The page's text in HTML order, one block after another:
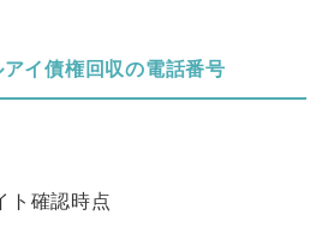
イ債権回収の電話番号
ト確認時点